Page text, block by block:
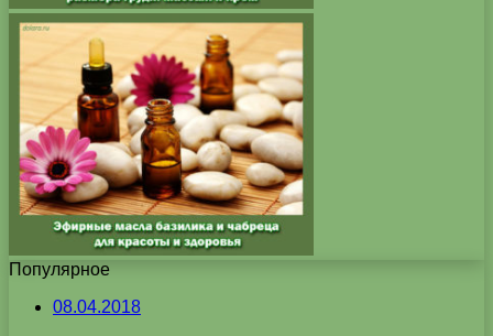
Популярное
08.04.2018